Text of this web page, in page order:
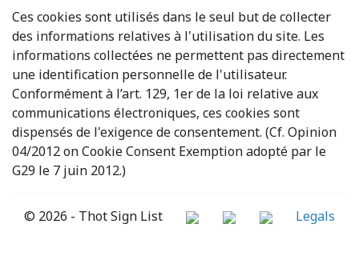
Ces cookies sont utilisés dans le seul but de collecter
des informations relatives à l'utilisation du site. Les
informations collectées ne permettent pas directement
une identification personnelle de l'utilisateur.
Conformément à l’art. 129, 1er de la loi relative aux
communications électroniques, ces cookies sont
dispensés de l'exigence de consentement. (Cf. Opinion
04/2012 on Cookie Consent Exemption adopté par le
G29 le 7 juin 2012.)
© 2026 - Thot Sign List Legals